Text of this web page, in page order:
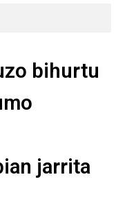
bihurtu
jarrita